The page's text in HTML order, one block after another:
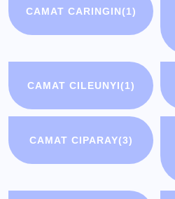
CAMAT CARINGIN(1)
CAMAT CILEUNYI(1)
CAMAT CIPARAY(3)